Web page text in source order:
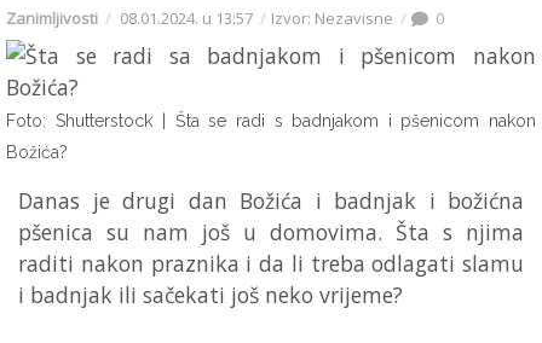
Zanimljivosti 08.01.2024. u 13:57 Izvor: Nezavisne 0
Foto: Shutterstock
| Šta se radi s badnjakom i pšenicom nakon
Božića?
Danas je drugi dan Božića i badnjak i božićna
pšenica su nam još u domovima. Šta s njima
raditi nakon praznika i da li treba odlagati slamu
i badnjak ili sačekati još neko vrijeme?